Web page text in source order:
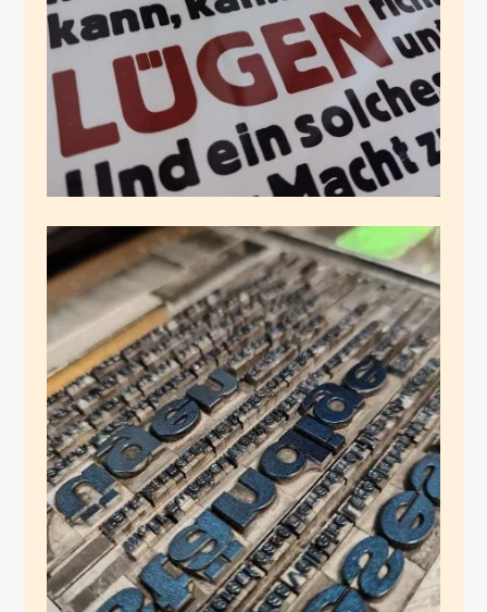
Januar 19, 2025
vgl. Hannah Arendt
Januar 14, 2025